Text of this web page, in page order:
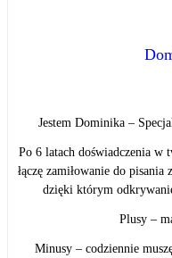
Jestem Dominika –
Po 6 latach doświadczenia w
łączę zamiłowanie do pisania
dzięki którym
Plusy –
Minusy – codziennie